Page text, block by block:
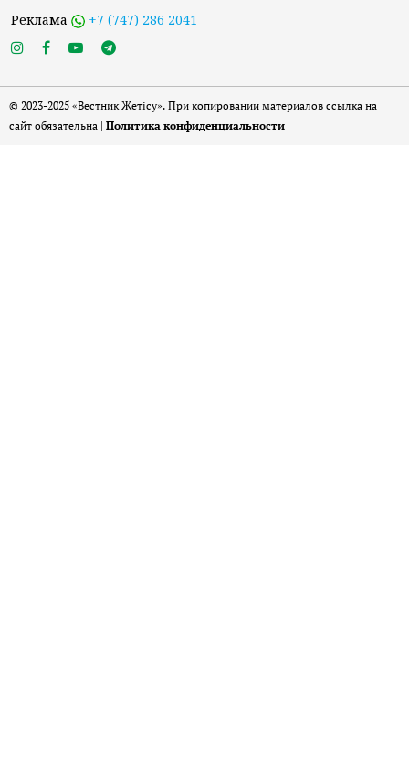
Реклама +7 (747) 286 2041
© 2023-2025 «Вестник Жетісу». При копировании материалов ссылка на
сайт обязательна | Политика конфиденциальности